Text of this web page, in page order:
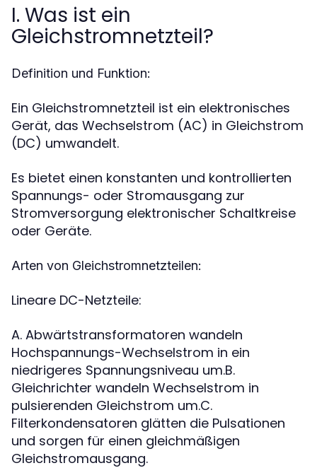
I. Was ist ein
Gleichstromnetzteil?
Definition und Funktion:
Ein Gleichstromnetzteil ist ein elektronisches
Gerät, das Wechselstrom (AC) in Gleichstrom
(DC) umwandelt.
Es bietet einen konstanten und kontrollierten
Spannungs- oder Stromausgang zur
Stromversorgung elektronischer Schaltkreise
oder Geräte.
Arten von Gleichstromnetzteilen:
Lineare DC-Netzteile:
A. Abwärtstransformatoren wandeln
Hochspannungs-Wechselstrom in ein
niedrigeres Spannungsniveau um.B.
Gleichrichter wandeln Wechselstrom in
pulsierenden Gleichstrom um.C.
Filterkondensatoren glätten die Pulsationen
und sorgen für einen gleichmäßigen
Gleichstromausgang.